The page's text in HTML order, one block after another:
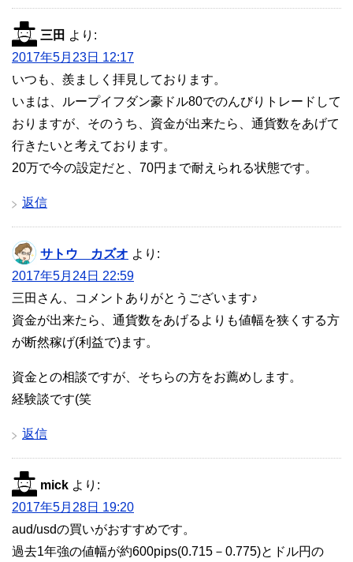
三田 より:
2017年5月23日 12:17
いつも、羨ましく拝見しております。
いまは、ループイフダン豪ドル80でのんびりトレードして
おりますが、そのうち、資金が出来たら、通貨数をあげて
行きたいと考えております。
20万で今の設定だと、70円まで耐えられる状態です。
返信
サトウ カズオ より:
2017年5月24日 22:59
三田さん、コメントありがとうございます♪
資金が出来たら、通貨数をあげるよりも値幅を狭くする方
が断然稼げ(利益で)ます。
資金との相談ですが、そちらの方をお薦めします。
経験談です(笑
返信
mick より:
2017年5月28日 19:20
aud/usdの買いがおすすめです。
過去1年強の値幅が約600pips(0.715－0.775)とドル円の